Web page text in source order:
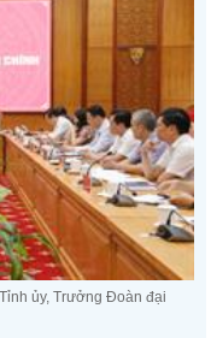
ủy, Trưởng Đoàn đại